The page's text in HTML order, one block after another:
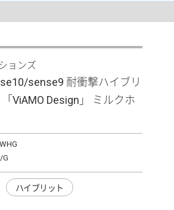
ョンズ
sense9 耐衝撃ハイブリ
ViAMO Design」 ミルクホ
G
ハイブリット